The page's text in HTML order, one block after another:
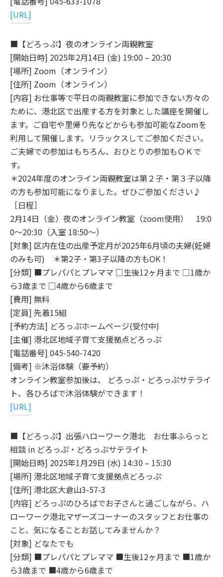
[URL]
■【どろっぷ】夜のオンライン両親教室
[開始日時] 2025年2月14日 (金) 19:00 – 20:30
[場所] Zoom（オンライン）
[住所] Zoom（オンライン）
[内容] お仕事等で平日の両親教室に参加できない方々の
ために、港北区で出産する方を対象とした講座を開催し
ます。ご自宅や里帰り先などからも参加可能なZoomを
利用して開催します。リラックスしてご参加ください。
ご夫婦での参加はもちろん、おひとりの参加もＯＫで
す。
＊2024年度のオンライン両親教室は第２子・第３子以降
の方も参加可能になりました。ぜひご参加ください♪
［日程］
2月14日（金）夜のオンライン教室（zoom使用） 19:0
0～20:30（入室 18:50～）
[対象] 区内在住の出産予定月が2025年6月頃の夫婦(妊婦
のみも可) ＊第2子・第3子以降の方もOK！
[分類] ■プレパパとプレママ □生後12ヶ月まで □1歳か
ら3歳まで □4歳から6歳まで
[費用] 無料
[定員] 先着15組
[予約方法] どろっぷホームページ(受付中)
[主催] 港北区地域子育て支援拠点どろっぷ
[電話番号] 045-540-7420
[備考] ※沐浴体験（要予約）
オンライン教室参加後は、 どろっぷ・どろっぷサテライ
ト、各ひろばで沐浴体験ができます！
[URL]
■【どろっぷ】出張ハローワーク港北 お仕事ふらっと
相談 in どろっぷ・どろっぷサテライト
[開始日時] 2025年1月29日 (水) 14:30 – 15:30
[場所] 港北区地域子育て支援拠点どろっぷ
[住所] 港北区大倉山3-57-3
[内容] どろっぷのひろばでお子さんと過ごしながら、ハ
ローワーク港北マザーズコーナーのスタッフとお仕事の
こと、気になることお話してみませんか？
[対象] どなたでも
[分類] ■プレパパとプレママ ■生後12ヶ月まで ■1歳か
ら3歳まで ■4歳から6歳まで